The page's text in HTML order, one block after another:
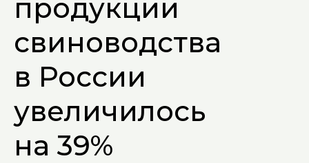
продукции
свиноводства
в России
увеличилось
на 39%